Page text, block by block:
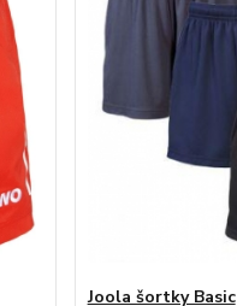
Joola šortky Basic